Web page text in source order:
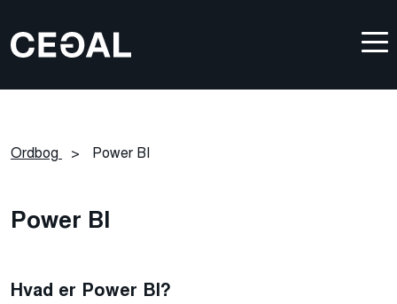
Ordbog > Power BI
Power BI
Hvad er Power BI?